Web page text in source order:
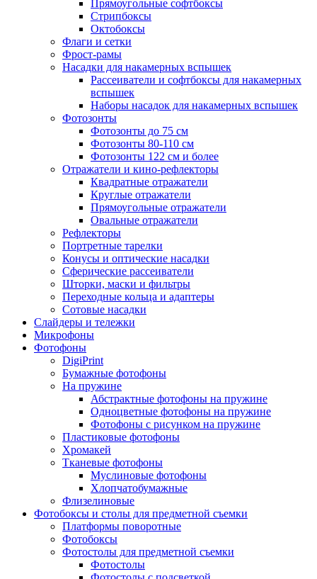
Прямоугольные софтбоксы
Стрипбоксы
Октобоксы
Флаги и сетки
Фрост-рамы
Насадки для накамерных вспышек
Рассеиватели и софтбоксы для накамерных
вспышек
Наборы насадок для накамерных вспышек
Фотозонты
Фотозонты до 75 см
Фотозонты 80-110 см
Фотозонты 122 см и более
Отражатели и кино-рефлекторы
Квадратные отражатели
Круглые отражатели
Прямоугольные отражатели
Овальные отражатели
Рефлекторы
Портретные тарелки
Конусы и оптические насадки
Сферические рассеиватели
Шторки, маски и фильтры
Переходные кольца и адаптеры
Сотовые насадки
Слайдеры и тележки
Микрофоны
Фотофоны
DigiPrint
Бумажные фотофоны
На пружине
Абстрактные фотофоны на пружине
Одноцветные фотофоны на пружине
Фотофоны с рисунком на пружине
Пластиковые фотофоны
Хромакей
Тканевые фотофоны
Муслиновые фотофоны
Хлопчатобумажные
Флизелиновые
Фотобоксы и столы для предметной съемки
Платформы поворотные
Фотобоксы
Фотостолы для предметной съемки
Фотостолы